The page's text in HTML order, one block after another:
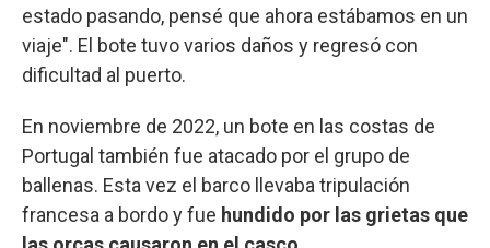
estado pasando, pensé que ahora estábamos en un
viaje". El bote tuvo varios daños y regresó con
dificultad al puerto.
En noviembre de 2022, un bote en las costas de
Portugal también fue atacado por el grupo de
ballenas. Esta vez el barco llevaba tripulación
francesa a bordo y fue hundido por las grietas que